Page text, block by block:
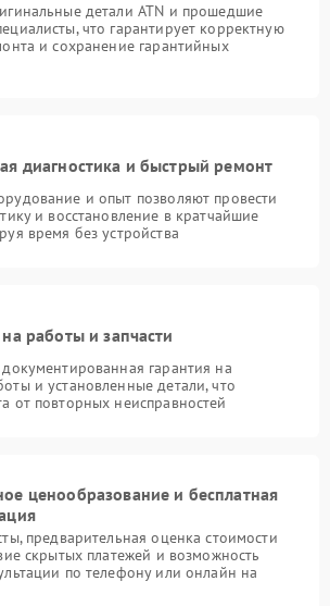
детали ATN и прошедшие
что гарантирует корректную
и сохранение гарантийных
диагностика и быстрый ремонт
и опыт позволяют провести
и восстановление в кратчайшие
время без устройства
на работы и запчасти
документированная гарантия на
и установленные детали, что
от повторных неисправностей
ценообразование и бесплатная
предварительная оценка стоимости
скрытых платежей и возможность
по телефону или онлайн на